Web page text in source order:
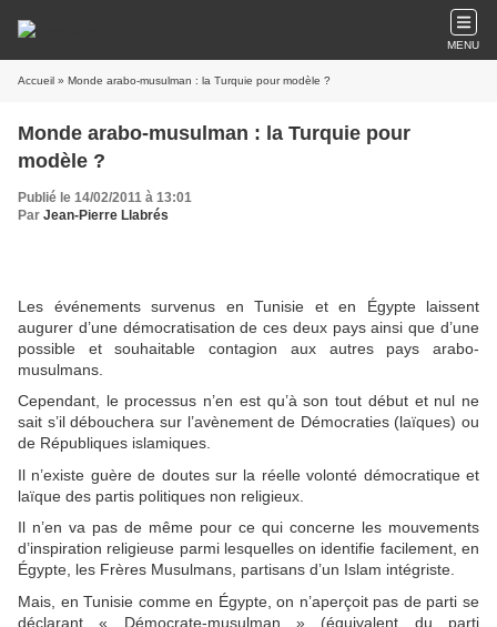
MENU
Accueil » Monde arabo-musulman : la Turquie pour modèle ?
Monde arabo-musulman : la Turquie pour
modèle ?
Publié le 14/02/2011 à 13:01
Par Jean-Pierre Llabrés
Les événements survenus en Tunisie et en Égypte laissent
augurer d’une démocratisation de ces deux pays ainsi que d’une
possible et souhaitable contagion aux autres pays arabo-
musulmans.
Cependant, le processus n’en est qu’à son tout début et nul ne
sait s’il débouchera sur l’avènement de Démocraties (laïques) ou
de Républiques islamiques.
Il n’existe guère de doutes sur la réelle volonté démocratique et
laïque des partis politiques non religieux.
Il n’en va pas de même pour ce qui concerne les mouvements
d’inspiration religieuse parmi lesquelles on identifie facilement, en
Égypte, les Frères Musulmans, partisans d’un Islam intégriste.
Mais, en Tunisie comme en Égypte, on n’aperçoit pas de parti se
déclarant « Démocrate-musulman » (équivalent du parti